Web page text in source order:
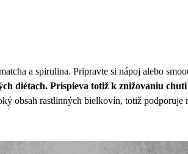
a spirulina. Pripravte si nápoj alebo
diétach. Prispieva totiž k znižovaniu
obsah rastlinných bielkovín, totiž podporuje